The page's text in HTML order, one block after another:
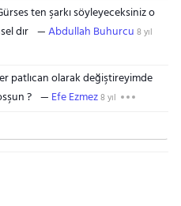
ten şarkı söyleyeceksiniz o
dır
Abdullah Buhurcu 8 yıl
patlıcan olarak değiştireyimde
?
Efe Ezmez8 yıl